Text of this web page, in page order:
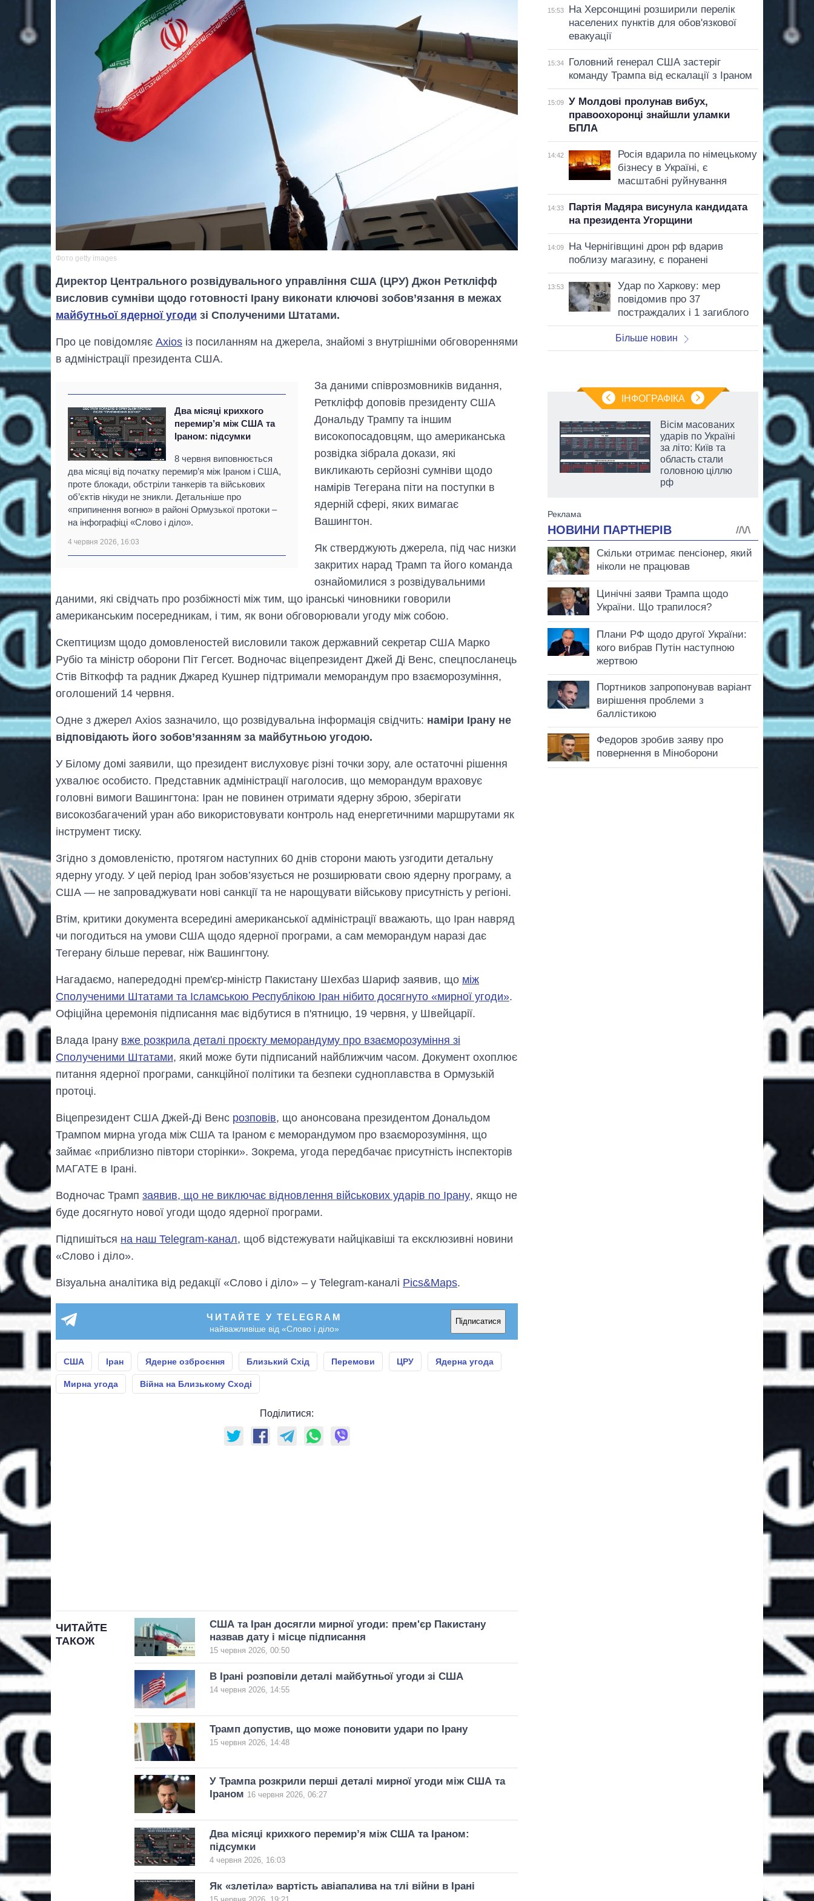
Фото getty images
Директор Центрального розвідувального управління США (ЦРУ) Джон Реткліфф
висловив сумніви щодо готовності Ірану виконати ключові зобов’язання в межах
майбутньої ядерної угоди зі Сполученими Штатами.
Про це повідомляє Axios із посиланням на джерела, знайомі з внутрішніми обговореннями
в адміністрації президента США.
Два місяці крихкого
перемир’я між США та
Іраном: підсумки
8 червня виповнюється
два місяці від початку перемир’я між Іраном і США,
проте блокади, обстріли танкерів та військових
об’єктів нікуди не зникли. Детальніше про
«припинення вогню» в районі Ормузької протоки –
на інфографіці «Слово і діло».
4 червня 2026, 16:03
За даними співрозмовників видання,
Реткліфф доповів президенту США
Дональду Трампу та іншим
високопосадовцям, що американська
розвідка зібрала докази, які
викликають серйозні сумніви щодо
намірів Тегерана піти на поступки в
ядерній сфері, яких вимагає
Вашингтон.
Як стверджують джерела, під час низки
закритих нарад Трамп та його команда
ознайомилися з розвідувальними
даними, які свідчать про розбіжності між тим, що іранські чиновники говорили
американським посередникам, і тим, як вони обговорювали угоду між собою.
Скептицизм щодо домовленостей висловили також державний секретар США Марко
Рубіо та міністр оборони Піт Гегсет. Водночас віцепрезидент Джей Ді Венс, спецпосланець
Стів Віткофф та радник Джаред Кушнер підтримали меморандум про взаєморозуміння,
оголошений 14 червня.
Одне з джерел Axios зазначило, що розвідувальна інформація свідчить: наміри Ірану не
відповідають його зобов’язанням за майбутньою угодою.
У Білому домі заявили, що президент вислуховує різні точки зору, але остаточні рішення
ухвалює особисто. Представник адміністрації наголосив, що меморандум враховує
головні вимоги Вашингтона: Іран не повинен отримати ядерну зброю, зберігати
високозбагачений уран або використовувати контроль над енергетичними маршрутами як
інструмент тиску.
Згідно з домовленістю, протягом наступних 60 днів сторони мають узгодити детальну
ядерну угоду. У цей період Іран зобов’язується не розширювати свою ядерну програму, а
США — не запроваджувати нові санкції та не нарощувати військову присутність у регіоні.
Втім, критики документа всередині американської адміністрації вважають, що Іран навряд
чи погодиться на умови США щодо ядерної програми, а сам меморандум наразі дає
Тегерану більше переваг, ніж Вашингтону.
Нагадаємо, напередодні прем'єр-міністр Пакистану Шехбаз Шариф заявив, що між
Сполученими Штатами та Ісламською Республікою Іран нібито досягнуто «мирної угоди».
Офіційна церемонія підписання має відбутися в п'ятницю, 19 червня, у Швейцарії.
Влада Ірану вже розкрила деталі проєкту меморандуму про взаєморозуміння зі
Сполученими Штатами, який може бути підписаний найближчим часом. Документ охоплює
питання ядерної програми, санкційної політики та безпеки судноплавства в Ормузькій
протоці.
Віцепрезидент США Джей-Ді Венс розповів, що анонсована президентом Дональдом
Трампом мирна угода між США та Іраном є меморандумом про взаєморозуміння, що
займає «приблизно півтори сторінки». Зокрема, угода передбачає присутність інспекторів
МАГАТЕ в Ірані.
Водночас Трамп заявив, що не виключає відновлення військових ударів по Ірану, якщо не
буде досягнуто нової угоди щодо ядерної програми.
Підпишіться на наш Telegram-канал, щоб відстежувати найцікавіші та ексклюзивні новини
«Слово і діло».
Візуальна аналітика від редакції «Слово і діло» – у Telegram-каналі Pics&Maps.
ЧИТАЙТЕ У TELEGRAM
найважливіше від «Слово і діло»
Підписатися
США Іран Ядерне озброєння Близький Схід Перемови ЦРУ Ядерна угода
Мирна угода Війна на Близькому Сході
Поділитися:
ЧИТАЙТЕ
ТАКОЖ
США та Іран досягли мирної угоди: прем'єр Пакистану
назвав дату і місце підписання
15 червня 2026, 00:50
В Ірані розповіли деталі майбутньої угоди зі США
14 червня 2026, 14:55
Трамп допустив, що може поновити удари по Ірану
15 червня 2026, 14:48
У Трампа розкрили перші деталі мирної угоди між США та
Іраном 16 червня 2026, 06:27
Два місяці крихкого перемир’я між США та Іраном:
підсумки
4 червня 2026, 16:03
Як «злетіла» вартість авіапалива на тлі війни в Ірані
15:53
На Херсонщині розширили перелік
населених пунктів для обов'язкової
евакуації
15:34
Головний генерал США застеріг
команду Трампа від ескалації з Іраном
15:09
У Молдові пролунав вибух,
правоохоронці знайшли уламки
БПЛА
14:42
Росія вдарила по німецькому
бізнесу в Україні, є
масштабні руйнування
14:33
Партія Мадяра висунула кандидата
на президента Угорщини
14:09
На Чернігівщині дрон рф вдарив
поблизу магазину, є поранені
13:53
Удар по Харкову: мер
повідомив про 37
постраждалих і 1 загиблого
Більше новин
ІНФОГРАФІКА
Скільки картоплі
вирощували в
Україні до і під час
великої війни
Вісім масованих
ударів по Україні
за літо: Київ та
область стали
головною ціллю
рф